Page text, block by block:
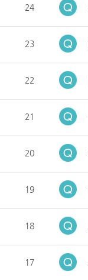
24
23
22
21
20
19
18
17